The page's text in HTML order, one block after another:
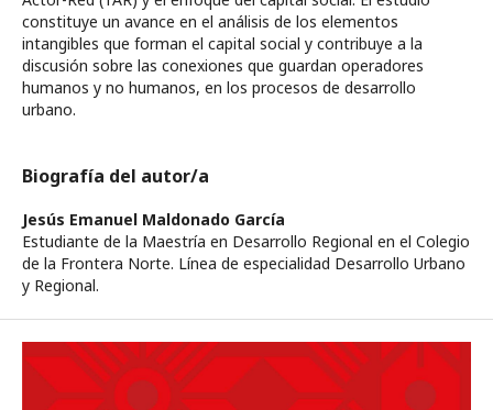
constituye un avance en el análisis de los elementos
intangibles que forman el capital social y contribuye a la
discusión sobre las conexiones que guardan operadores
humanos y no humanos, en los procesos de desarrollo
urbano.
Biografía del autor/a
Jesús Emanuel Maldonado García
Estudiante de la Maestría en Desarrollo Regional en el Colegio
de la Frontera Norte. Línea de especialidad Desarrollo Urbano
y Regional.